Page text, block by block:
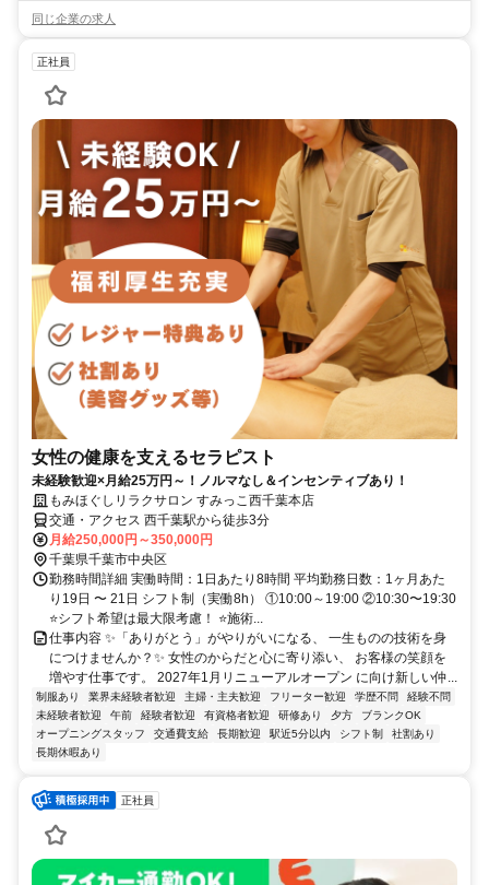
同じ企業の求人
正社員
女性の健康を支えるセラピスト
未経験歓迎×月給25万円～！ノルマなし＆インセンティブあり！
もみほぐしリラクサロン すみっこ西千葉本店
交通・アクセス 西千葉駅から徒歩3分
月給250,000円～350,000円
千葉県千葉市中央区
勤務時間詳細 実働時間：1日あたり8時間 平均勤務日数：1ヶ月あた
り19日 〜 21日 シフト制（実働8h） ①10:00～19:00 ②10:30〜19:30
⭐シフト希望は最大限考慮！ ⭐施術...
仕事内容 ✨「ありがとう」がやりがいになる、 一生ものの技術を身
につけませんか？✨ 女性のからだと心に寄り添い、 お客様の笑顔を
増やす仕事です。 2027年1月リニューアルオープン に向け新しい仲...
制服あり 業界未経験者歓迎 主婦・主夫歓迎 フリーター歓迎 学歴不問
経験不問
未経験者歓迎
午前 経験者歓迎 有資格者歓迎 研修あり 夕方
ブランクOK
オープニングスタッフ
交通費支給 長期歓迎 駅近5分以内 シフト制
社割あり
長期休暇あり
正社員